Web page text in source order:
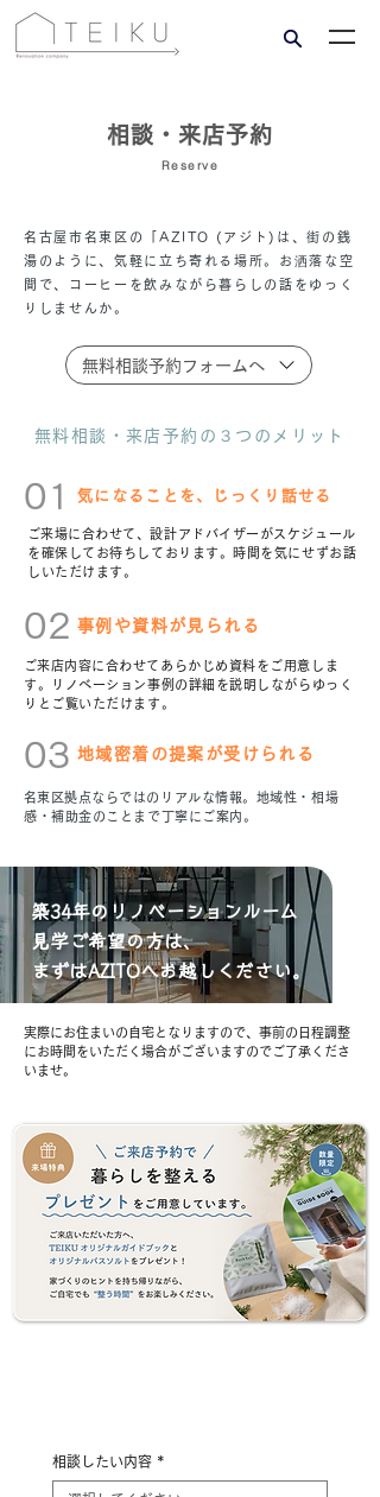
相談・来店予約
Reserve
名古屋市名東区の「AZITO (アジト)は、街の銭
湯のように、気軽に立ち寄れる場所。お洒落な空
間で、コーヒーを飲みながら暮らしの話をゆっく
りしませんか。
無料相談予約フォームへ
無料相談・来店予約の３つのメリット
​01 気になることを、じっくり話せる
​ご来場に合わせて、設計アドバイザーがスケジュール
を確保してお待ちしております。時間を気にせずお話
しいただけます。
​02 事例や資料が見られる
​ご来店内容に合わせてあらかじめ資料をご用意しま
す。リノベーション事例の詳細を説明しながらゆっく
りとご覧いただけます。
​03 地域密着の提案が受けられる
​名東区拠点ならではのリアルな情報。地域性・相場
感・補助金のことまで丁寧にご案内。
​築34年のリノベーションルーム
見学ご希望の方は、
まずはAZITOへお越しください。
実際にお住まいの自宅となりますので、事前の日程調整
にお時間をいただく場合がございますのでご了承くださ
いませ。
相談したい内容 *